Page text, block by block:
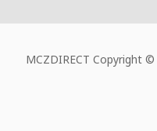
MCZDIRECT Copyright ©